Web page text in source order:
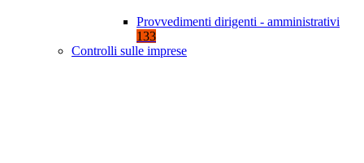
Provvedimenti dirigenti - amministrativi
133
Controlli sulle imprese